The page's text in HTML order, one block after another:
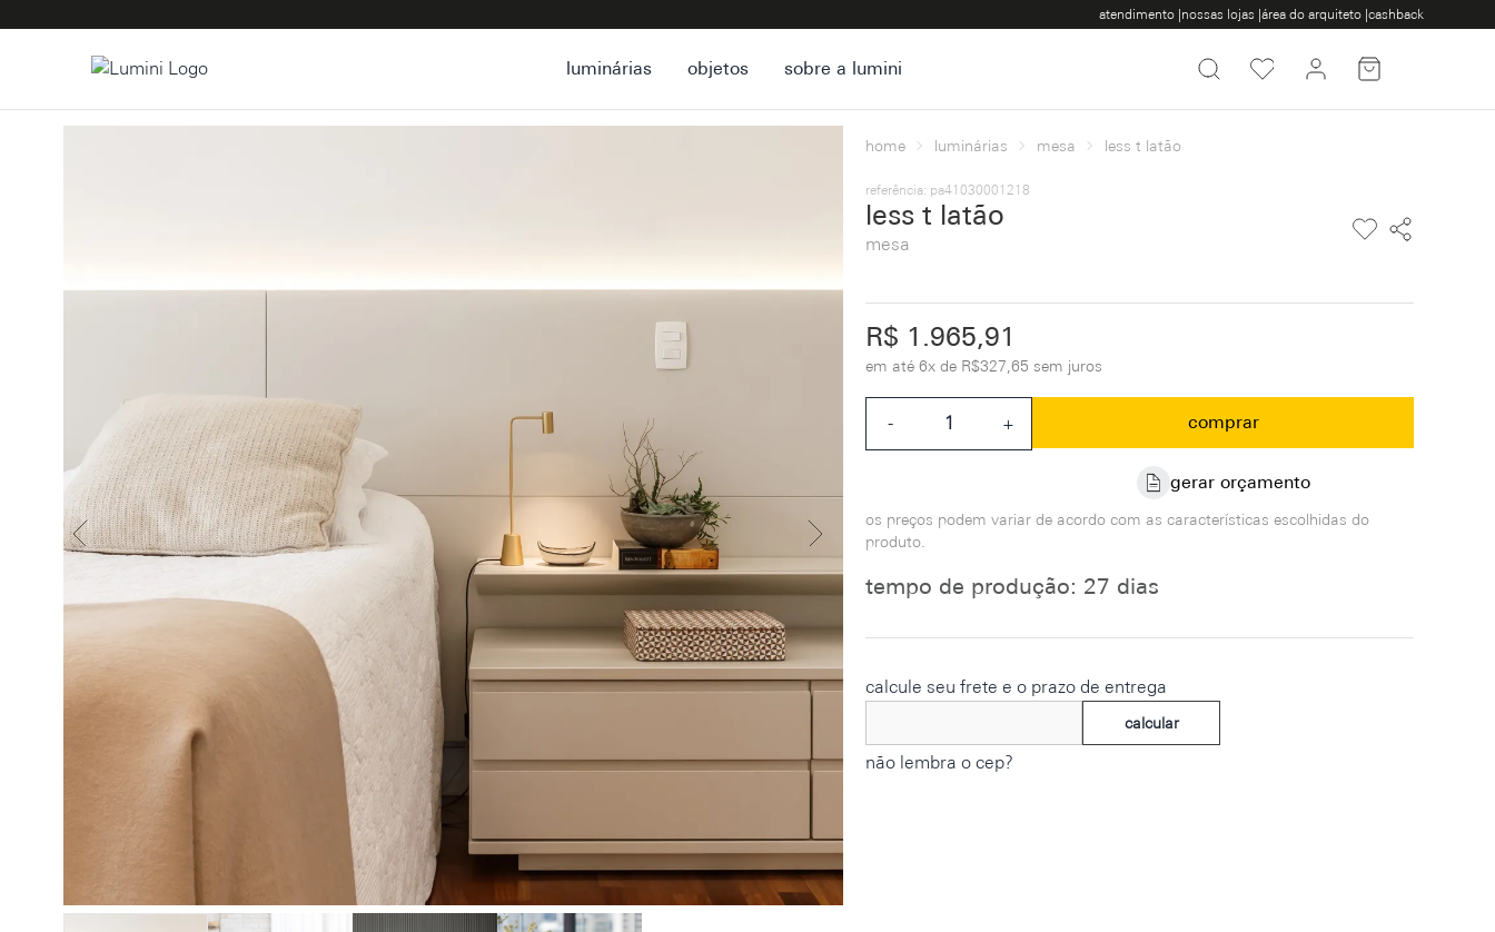
atendimento |nossas lojas |área do arquiteto |cashback
luminárias objetos sobre a lumini
home luminárias mesa less t latão
referência: pa41030001218
less t latão
mesa
R$ 1.965,91
em até 6x de R$327,65 sem juros
- + comprar
gerar orçamento
os preços podem variar de acordo com as características escolhidas do
produto.
tempo de produção: 27 dias
calcule seu frete e o prazo de entrega
calcular
não lembra o cep?